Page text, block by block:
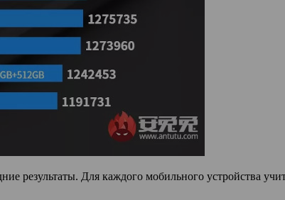
результаты. Для каждого мобильного устройства